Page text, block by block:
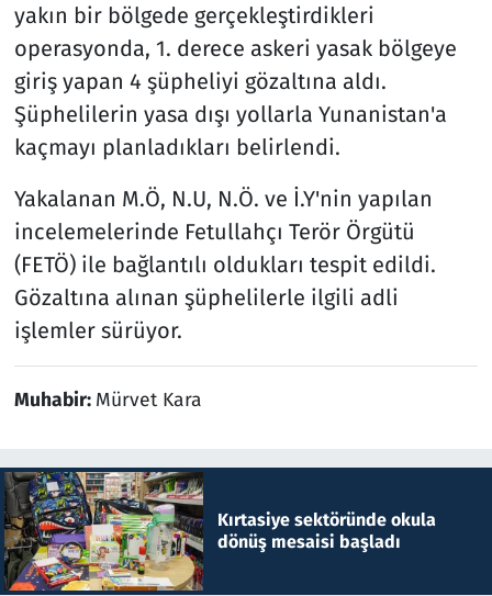
yakın bir bölgede gerçekleştirdikleri
operasyonda, 1. derece askeri yasak bölgeye
giriş yapan 4 şüpheliyi gözaltına aldı.
Şüphelilerin yasa dışı yollarla Yunanistan'a
kaçmayı planladıkları belirlendi.
Yakalanan M.Ö, N.U, N.Ö. ve İ.Y'nin yapılan
incelemelerinde Fetullahçı Terör Örgütü
(FETÖ) ile bağlantılı oldukları tespit edildi.
Gözaltına alınan şüphelilerle ilgili adli
işlemler sürüyor.
Muhabir: Mürvet Kara
Kırtasiye sektöründe okula
dönüş mesaisi başladı
Spor
Teknoloji ve Bilim
Televizyon